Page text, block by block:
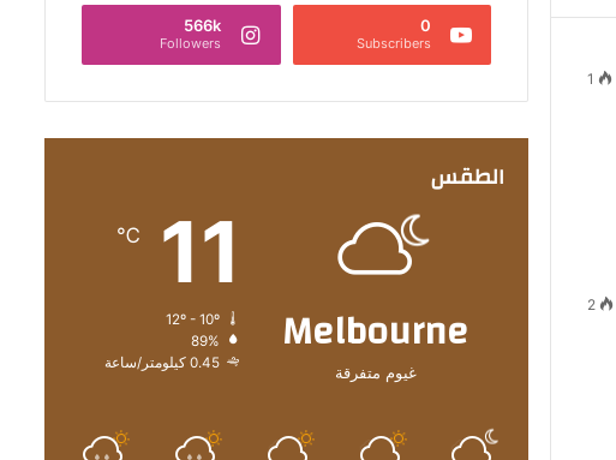
1
2
0
Subscribers
566k
Followers
الطقس
Melbourne
غيوم متفرقة
11
℃
89%
0.45 كيلومتر/ساعة